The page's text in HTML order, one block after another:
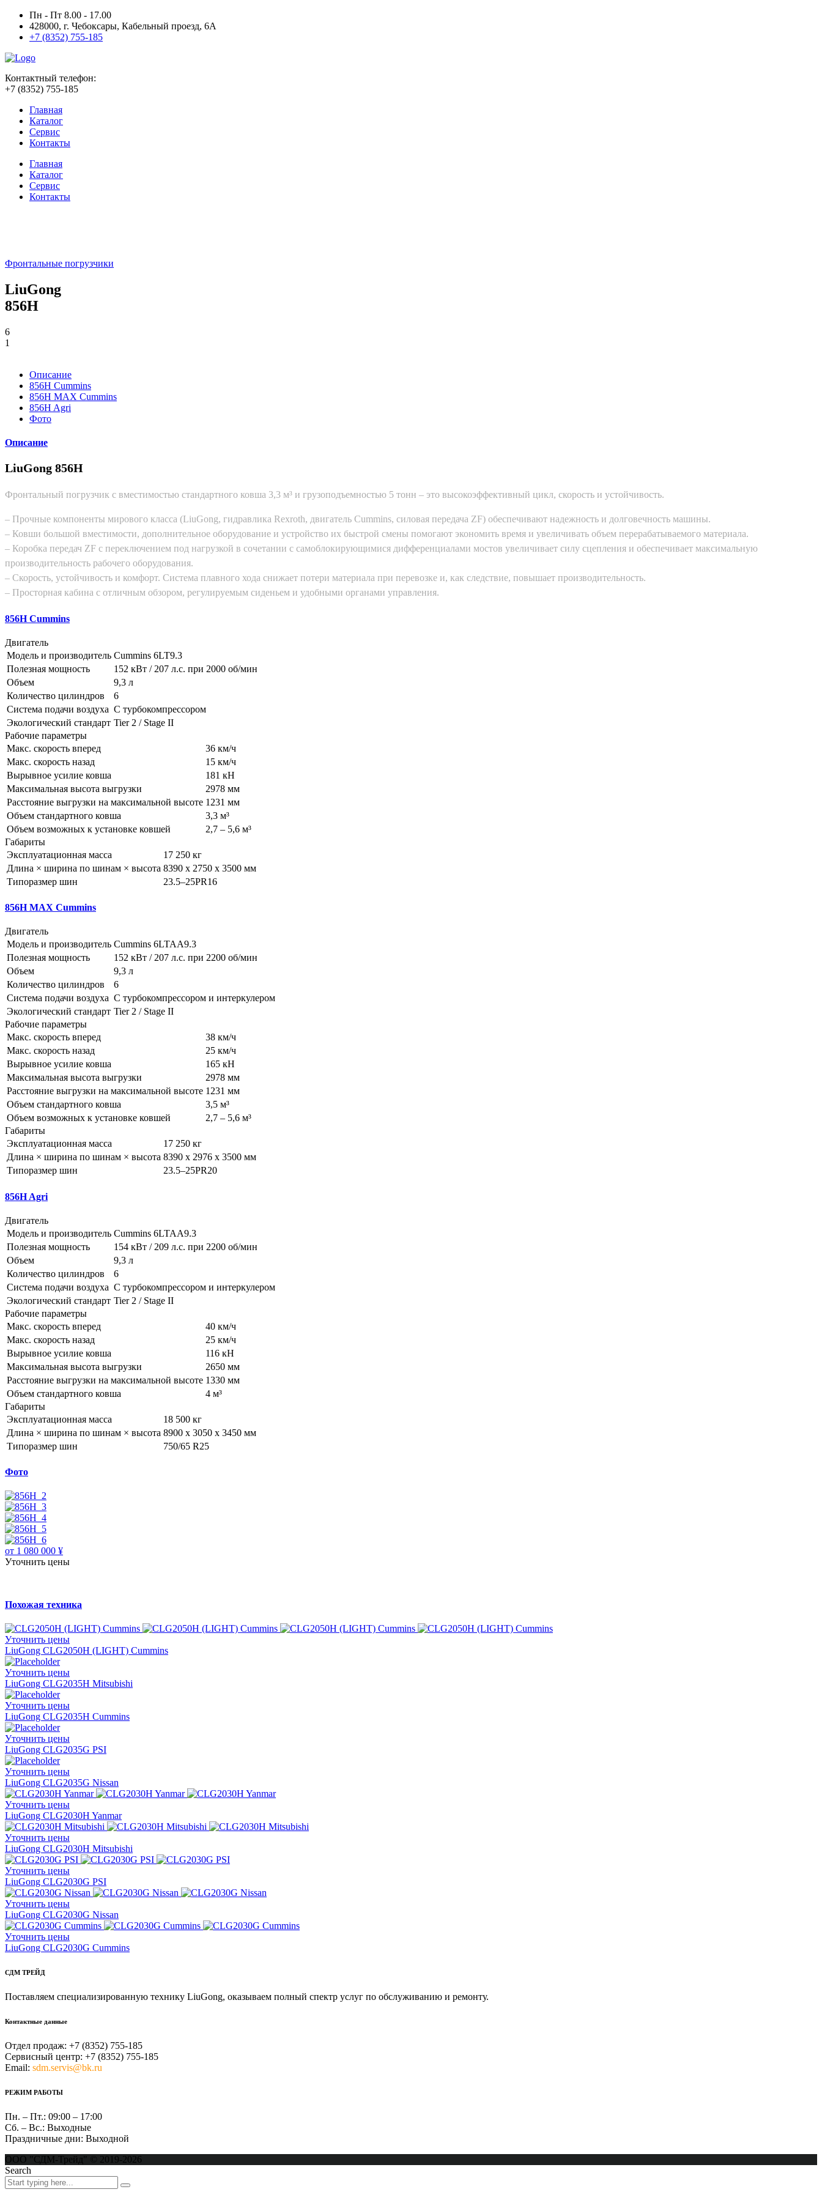
Пн - Пт 8.00 - 17.00
428000, г. Чебоксары, Кабельный проезд, 6А
+7 (8352) 755-185
Контактный телефон:
+7 (8352) 755-185
Главная
Каталог
Сервис
Контакты
Главная
Каталог
Сервис
Контакты
Фронтальные погрузчики
LiuGong
856H
6
1
Описание
856H Cummins
856H MAX Cummins
856H Agri
Фото
Описание
LiuGong 856H
Фронтальный погрузчик с вместимостью стандартного ковша 3,3 м³ и грузоподъемностью 5 тонн – это высокоэффективный цикл, скорость и устойчивость.
– Прочные компоненты мирового класса (LiuGong, гидравлика Rexroth, двигатель Cummins, силовая передача ZF) обеспечивают надежность и долговечность машины.
– Ковши большой вместимости, дополнительное оборудование и устройство их быстрой смены помогают экономить время и увеличивать объем перерабатываемого материала.
– Коробка передач ZF с переключением под нагрузкой в сочетании с самоблокирующимися дифференциалами мостов увеличивает силу сцепления и обеспечивает максимальную
производительность рабочего оборудования.
– Скорость, устойчивость и комфорт. Система плавного хода снижает потери материала при перевозке и, как следствие, повышает производительность.
– Просторная кабина с отличным обзором, регулируемым сиденьем и удобными органами управления.
856H Cummins
Двигатель
Модель и производитель Cummins 6LT9.3
Полезная мощность
152 кВт / 207 л.с. при 2000 об/мин
Объем
9,3 л
Количество цилиндров
6
Система подачи воздуха С турбокомпрессором
Экологический стандарт Tier 2 / Stage II
Рабочие параметры
Макс. скорость вперед
36 км/ч
Макс. скорость назад
15 км/ч
Вырывное усилие ковша
181 кН
Максимальная высота выгрузки
2978 мм
Расстояние выгрузки на максимальной высоте 1231 мм
Объем стандартного ковша
3,3 м³
Объем возможных к установке ковшей
2,7 – 5,6 м³
Габариты
Эксплуатационная масса
17 250 кг
Длина × ширина по шинам × высота 8390 x 2750 x 3500 мм
Типоразмер шин
23.5–25PR16
856H MAX Cummins
Двигатель
Модель и производитель Cummins 6LTAA9.3
Полезная мощность
152 кВт / 207 л.с. при 2200 об/мин
Объем
9,3 л
Количество цилиндров
6
Система подачи воздуха С турбокомпрессором и интеркулером
Экологический стандарт Tier 2 / Stage II
Рабочие параметры
Макс. скорость вперед
38 км/ч
Макс. скорость назад
25 км/ч
Вырывное усилие ковша
165 кН
Максимальная высота выгрузки
2978 мм
Расстояние выгрузки на максимальной высоте 1231 мм
Объем стандартного ковша
3,5 м³
Объем возможных к установке ковшей
2,7 – 5,6 м³
Габариты
Эксплуатационная масса
17 250 кг
Длина × ширина по шинам × высота 8390 x 2976 x 3500 мм
Типоразмер шин
23.5–25PR20
856H Agri
Двигатель
Модель и производитель Cummins 6LTAA9.3
Полезная мощность
154 кВт / 209 л.с. при 2200 об/мин
Объем
9,3 л
Количество цилиндров
6
Система подачи воздуха С турбокомпрессором и интеркулером
Экологический стандарт Tier 2 / Stage II
Рабочие параметры
Макс. скорость вперед
40 км/ч
Макс. скорость назад
25 км/ч
Вырывное усилие ковша
116 кН
Максимальная высота выгрузки
2650 мм
Расстояние выгрузки на максимальной высоте 1330 мм
Объем стандартного ковша
4 м³
Габариты
Эксплуатационная масса
18 500 кг
Длина × ширина по шинам × высота 8900 x 3050 x 3450 мм
Типоразмер шин
750/65 R25
Фото
от 1 080 000 ¥
Уточнить цены
Похожая техника
Уточнить цены
LiuGong CLG2050H (LIGHT) Cummins
Уточнить цены
LiuGong CLG2035H Mitsubishi
Уточнить цены
LiuGong CLG2035H Cummins
Уточнить цены
LiuGong CLG2035G PSI
Уточнить цены
LiuGong CLG2035G Nissan
Уточнить цены
LiuGong CLG2030H Yanmar
Уточнить цены
LiuGong CLG2030H Mitsubishi
Уточнить цены
LiuGong CLG2030G PSI
Уточнить цены
LiuGong CLG2030G Nissan
Уточнить цены
LiuGong CLG2030G Cummins
СДМ ТРЕЙД
Поставляем специализированную технику LiuGong, оказываем полный спектр услуг по обслуживанию и ремонту.
Контактные данные
Отдел продаж: +7 (8352) 755-185
Сервисный центр: +7 (8352) 755-185
Email: sdm.servis@bk.ru
РЕЖИМ РАБОТЫ
Пн. – Пт.: 09:00 – 17:00
Сб. – Вс.: Выходные
Праздничные дни: Выходной
ООО "СДМ-Трейд" © 2019-2026
Search